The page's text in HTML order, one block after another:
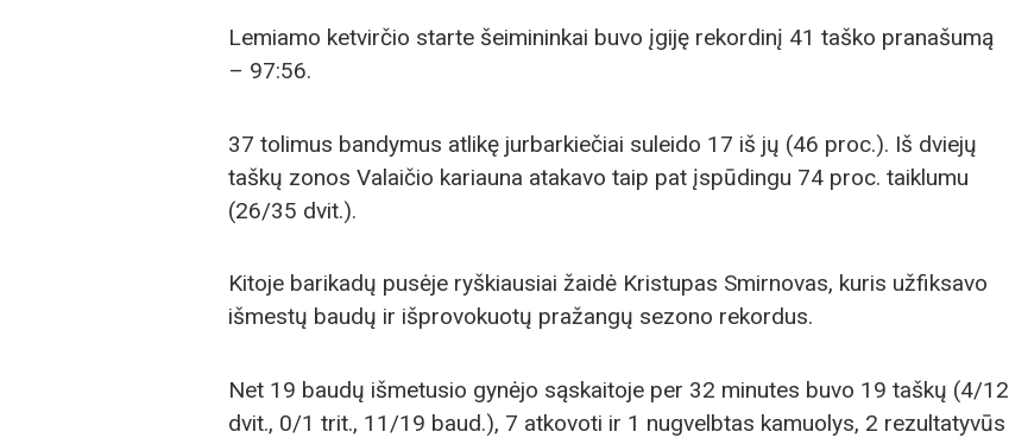
Lemiamo ketvirčio starte šeimininkai buvo įgiję rekordinį 41 taško pranašumą
– 97:56.
37 tolimus bandymus atlikę jurbarkiečiai suleido 17 iš jų (46 proc.). Iš dviejų
taškų zonos Valaičio kariauna atakavo taip pat įspūdingu 74 proc. taiklumu
(26/35 dvit.).
Kitoje barikadų pusėje ryškiausiai žaidė Kristupas Smirnovas, kuris užfiksavo
išmestų baudų ir išprovokuotų pražangų sezono rekordus.
Net 19 baudų išmetusio gynėjo sąskaitoje per 32 minutes buvo 19 taškų (4/12
dvit., 0/1 trit., 11/19 baud.), 7 atkovoti ir 1 nugvelbtas kamuolys, 2 rezultatyvūs